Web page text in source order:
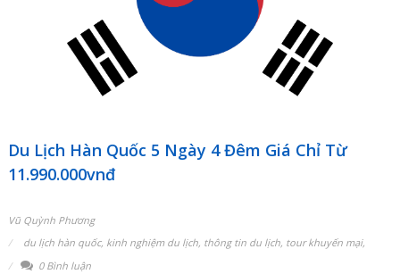
Du Lịch Hàn Quốc 5 Ngày 4 Đêm Giá Chỉ Từ
11.990.000vnđ
Vũ Quỳnh Phương
du lịch hàn quốc, kinh nghiệm du lịch, thông tin du lịch, tour khuyến mại,
0 Bình luận